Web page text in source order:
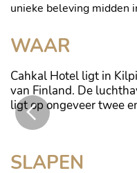
unieke beleving midden
WAAR
Cahkal Hotel ligt in
van Finland. De
ligt op ongeveer twee
...een flinke portie wellness
SLAPEN